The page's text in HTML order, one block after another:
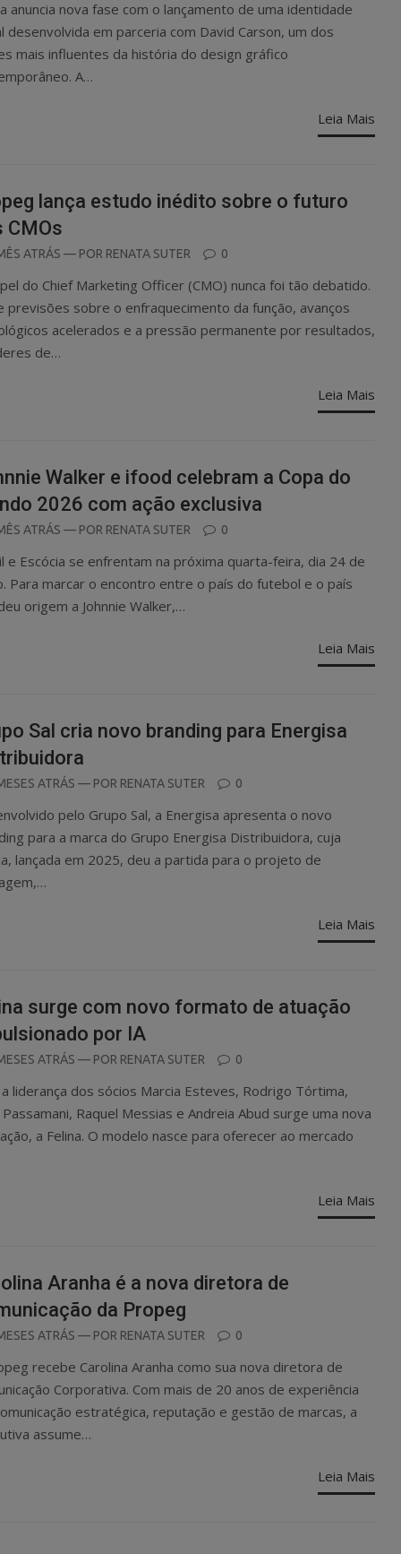
anuncia nova fase com o lançamento de uma identidade
desenvolvida em parceria com David Carson, um dos
mais influentes da história do design gráfico
A…
Leia Mais
lança estudo inédito sobre o futuro
CMOs
ATRÁS — POR RENATA SUTER 0
do Chief Marketing Officer (CMO) nunca foi tão debatido.
previsões sobre o enfraquecimento da função, avanços
acelerados e a pressão permanente por resultados,
de…
Leia Mais
Walker e ifood celebram a Copa do
2026 com ação exclusiva
ATRÁS — POR RENATA SUTER 0
e Escócia se enfrentam na próxima quarta-feira, dia 24 de
Para marcar o encontro entre o país do futebol e o país
origem a Johnnie Walker,…
Leia Mais
Sal cria novo branding para Energisa
ATRÁS — POR RENATA SUTER 0
pelo Grupo Sal, a Energisa apresenta o novo
para a marca do Grupo Energisa Distribuidora, cuja
lançada em 2025, deu a partida para o projeto de
Leia Mais
surge com novo formato de atuação
por IA
ATRÁS — POR RENATA SUTER 0
a liderança dos sócios Marcia Esteves, Rodrigo Tórtima,
Passamani, Raquel Messias e Andreia Abud surge uma nova
a Felina. O modelo nasce para oferecer ao mercado
Leia Mais
Aranha é a nova diretora de
da Propeg
ATRÁS — POR RENATA SUTER 0
recebe Carolina Aranha como sua nova diretora de
Corporativa. Com mais de 20 anos de experiência
estratégica, reputação e gestão de marcas, a
assume…
Leia Mais